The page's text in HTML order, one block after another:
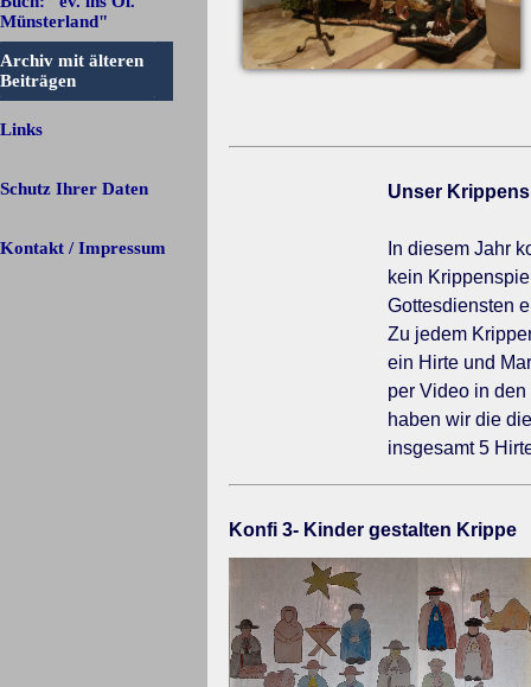
Münsterland"
Archiv mit älteren
Beiträgen
Links
Schutz Ihrer Daten
Kontakt / Impressum
Unser
In diesem Jahr
kein
Gottesdiensten
Zu jedem
ein Hirte und
per Video in
haben wir die
insgesamt 5
Konfi 3- Kinder gestalten Krippe